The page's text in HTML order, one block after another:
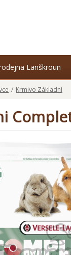
Lanškroun
/ Krmivo Základní